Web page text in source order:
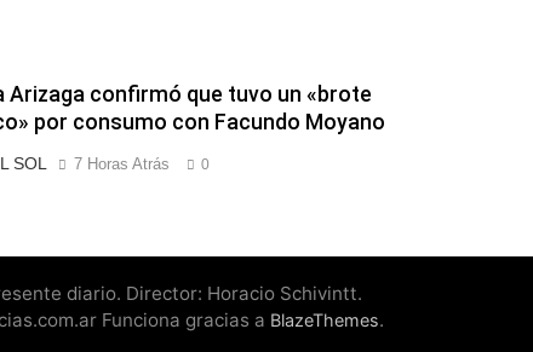
Arizaga confirmó que tuvo un «brote
por consumo con Facundo Moyano
SOL 7 Horas Atrás 0
diario. Director: Horacio Schivintt.
Funciona gracias a BlazeThemes.